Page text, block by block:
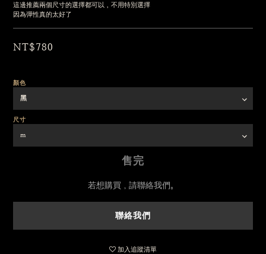
這邊推薦兩個尺寸的選擇都可以，不用特別選擇
因為彈性真的太好了
NT$780
顏色
尺寸
售完
若想購買，請聯絡我們。
聯絡我們
加入追蹤清單